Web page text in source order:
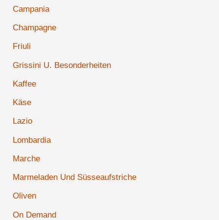
Campania
Champagne
Friuli
Grissini U. Besonderheiten
Kaffee
Käse
Lazio
Lombardia
Marche
Marmeladen Und Süsseaufstriche
Oliven
On Demand